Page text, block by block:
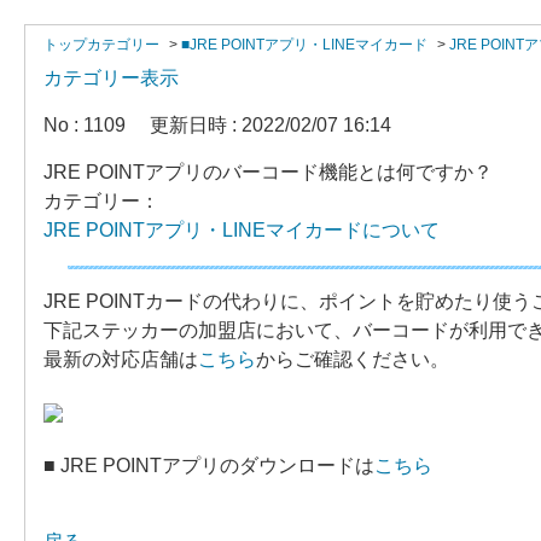
トップカテゴリー > ■JRE POINTアプリ・LINEマイカード > JRE POINT
カテゴリー表示
No : 1109 更新日時 : 2022/02/07 16:14
JRE POINTアプリのバーコード機能とは何ですか？
カテゴリー：
JRE POINTアプリ・LINEマイカードについて
JRE POINTカードの代わりに、ポイントを貯めたり使う
下記ステッカーの加盟店において、バーコードが利用で
最新の対応店舗はこちらからご確認ください。
■ JRE POINTアプリのダウンロードはこちら